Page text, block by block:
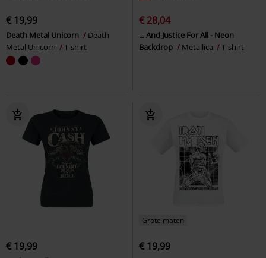
€ 19,99
Death Metal Unicorn
Death
Metal Unicorn
T-shirt
€ 28,04
... And Justice For All - Neon
Backdrop
Metallica T-shirt
€ 19,99
Grote maten
€ 19,99